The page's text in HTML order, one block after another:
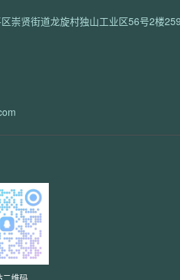
崇贤街道龙旋村独山工业区56号2楼
二维码